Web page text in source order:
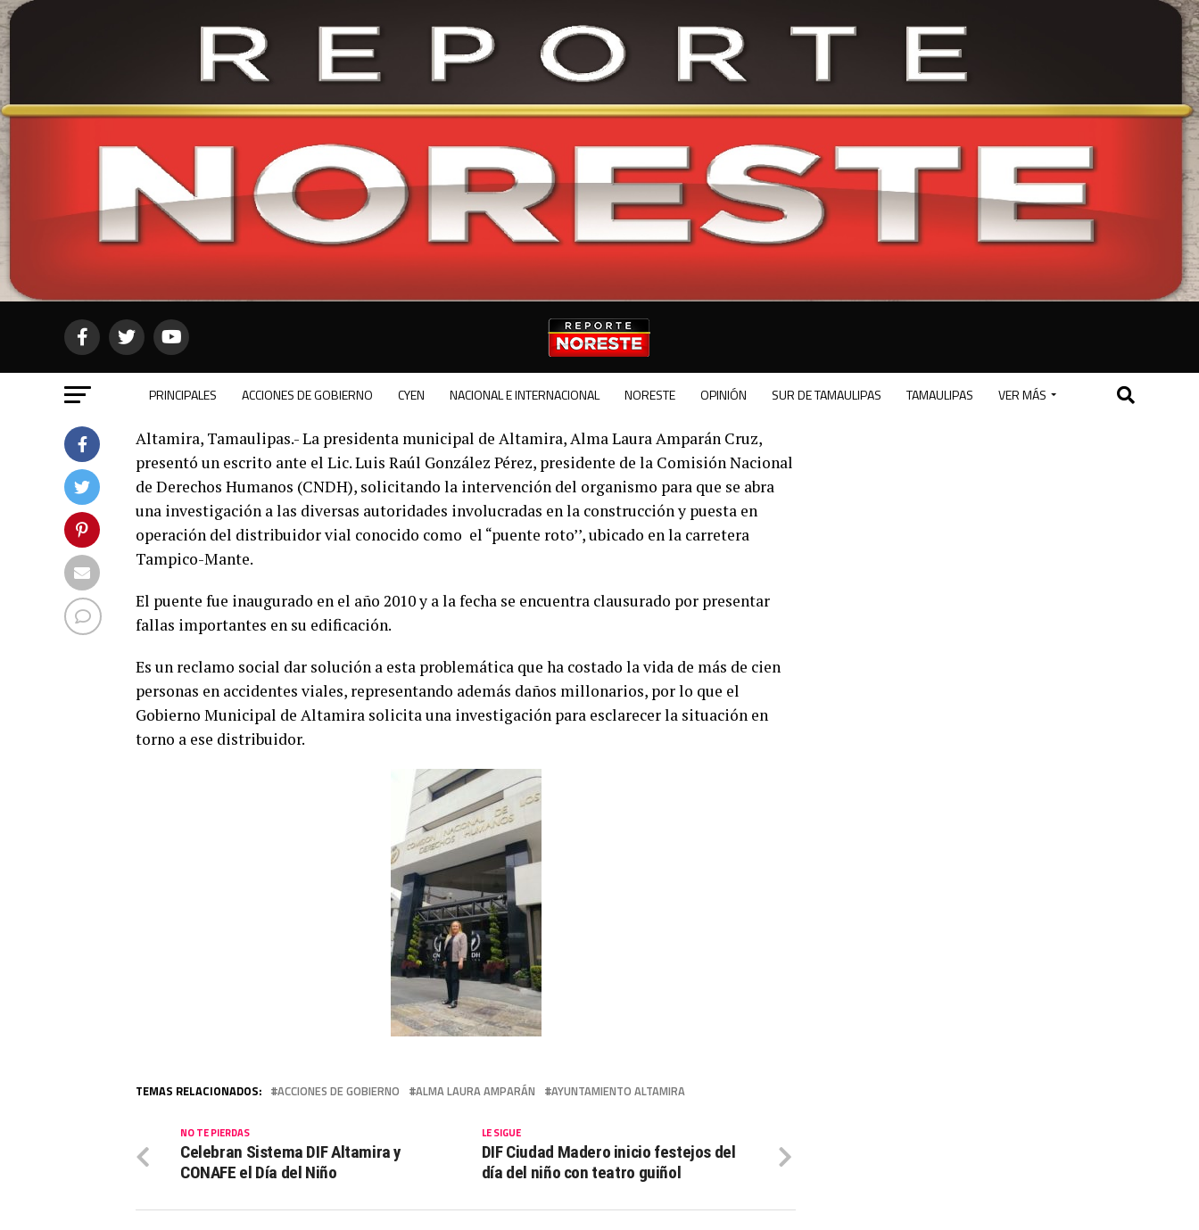
PRINCIPALES ACCIONES DE GOBIERNO CYEN NACIONAL E INTERNACIONAL NORESTE OPINIÓN SUR DE TAMAULIPAS TAMAULIPAS VER MÁS
Altamira, Tamaulipas.- La presidenta municipal de Altamira, Alma Laura Amparán Cruz,
presentó un escrito ante el Lic. Luis Raúl González Pérez, presidente de la Comisión Nacional
de Derechos Humanos (CNDH), solicitando la intervención del organismo para que se abra
una investigación a las diversas autoridades involucradas en la construcción y puesta en
operación del distribuidor vial conocido como el “puente roto’’, ubicado en la carretera
Tampico-Mante.
El puente fue inaugurado en el año 2010 y a la fecha se encuentra clausurado por presentar
fallas importantes en su edificación.
Es un reclamo social dar solución a esta problemática que ha costado la vida de más de cien
personas en accidentes viales, representando además daños millonarios, por lo que el
Gobierno Municipal de Altamira solicita una investigación para esclarecer la situación en
torno a ese distribuidor.
TEMAS RELACIONADOS: ACCIONES DE GOBIERNO ALMA LAURA AMPARÁN AYUNTAMIENTO ALTAMIRA
LE SIGUE
DIF Ciudad Madero inicio festejos del
día del niño con teatro guiñol
NO TE PIERDAS
Celebran Sistema DIF Altamira y
CONAFE el Día del Niño